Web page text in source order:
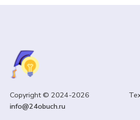
Copyright © 2024-2026
info@24obuch.ru